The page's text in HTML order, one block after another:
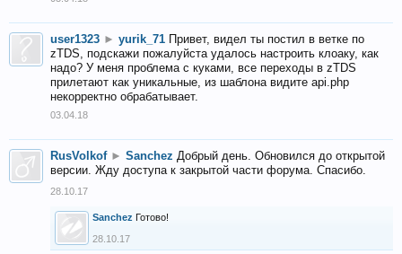
user1323 ► yurik_71 Привет, видел ты постил в ветке по
zTDS, подскажи пожалуйста удалось настроить клоаку, как
надо? У меня проблема с куками, все переходы в zTDS
прилетают как уникальные, из шаблона видите api.php
некорректно обрабатывает.
03.04.18
RusVolkof ► Sanchez Добрый день. Обновился до открытой
версии. Жду доступа к закрытой части форума. Спасибо.
28.10.17
Sanchez Готово!
28.10.17